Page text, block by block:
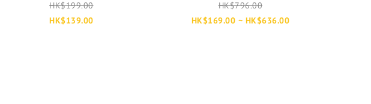
HK$199.00
HK$139.00
述喔|款式隨機|付款後2-3個工作天發貨
HK$796.00
HK$169.00 ~ HK$636.00